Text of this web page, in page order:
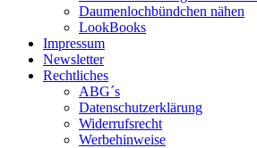
Daumenlochbündchen nähen
LookBooks
Impressum
Newsletter
Rechtliches
ABG´s
Datenschutzerklärung
Widerrufsrecht
Werbehinweise